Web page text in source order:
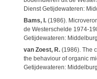
Dienst Getijdewateren:
Bams, I.(1986).
de Westerschelde 1974-
Getijdewateren:
van Zoest, R.(1986). The
the behaviour of organic
Getijdewateren: